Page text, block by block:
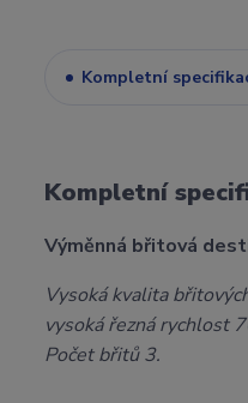
Kompletní
Kompletní
Výměnná břitová
Vysoká kvalita
vysoká řezná rychlost
Počet břitů 3.